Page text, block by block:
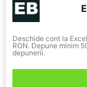
Deschide cont la
RON. Depune minim
depunerii.